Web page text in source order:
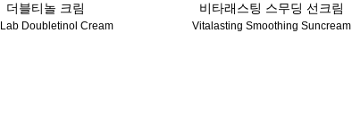
더블티놀 크림
Doubletinol Cream
비타래스팅 스무딩 선크림
Vitalasting Smoothing Suncream